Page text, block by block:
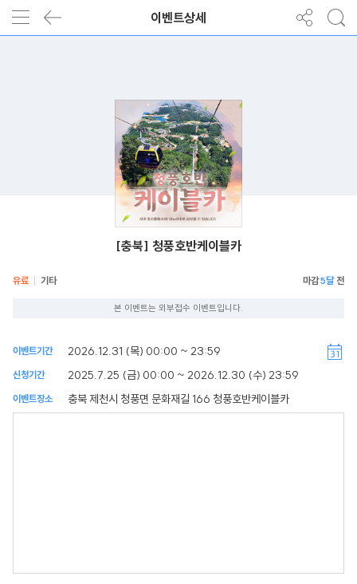
이벤트상세
[충북] 청풍호반케이블카
유료 기타 5달
본 이벤트는 외부접수 이벤트입니다.
이벤트기간 2026.12.31 (목) 00:00 ~ 23:59
신청기간 2025.7.25 (금) 00:00 ~ 2026.12.30 (수) 23:59
이벤트장소 충북 제천시 청풍면 문화재길 166 청풍호반케이블카